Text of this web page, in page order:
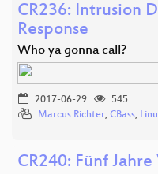
CR236: Intrusion
Response
Who ya gonna call?
2017-06-29
545
Marcus Richter, CBass,
CR240: Fünf